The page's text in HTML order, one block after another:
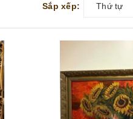
Sắp xếp: Thứ tự